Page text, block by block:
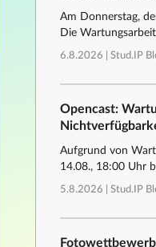
Am Donnerstag,
Die
6.8.2026 | Stud.IP
Opencast:
Aufgrund von
14.08., 18:00 Uhr
5.8.2026 | Stud.IP